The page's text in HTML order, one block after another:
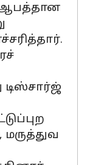
ஆபத்தான
டிஸ்சார்ஜ்